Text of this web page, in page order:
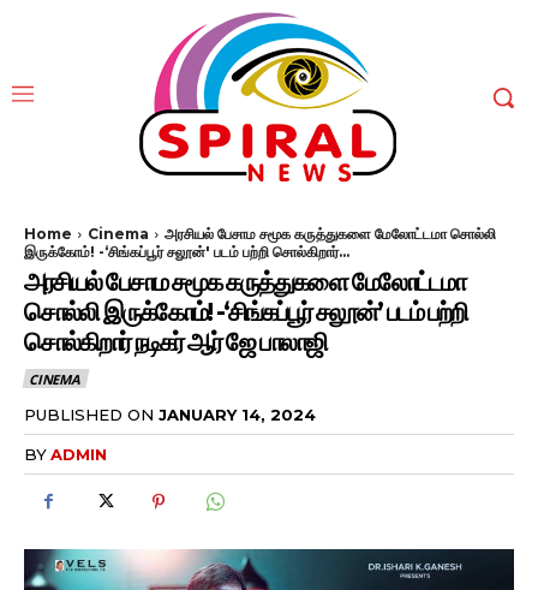
Home Cinema
அரசியல் பேசாம சமூக கருத்துகளை மேலோட்டமா சொல்லி
இருக்கோம்! -‘சிங்கப்பூர் சலூன்' படம் பற்றி சொல்கிறார்...
அரசியல் பேசாம சமூக கருத்துகளை மேலோட்டமா
சொல்லி இருக்கோம்! -‘சிங்கப்பூர் சலூன்’ படம் பற்றி
சொல்கிறார் நடிகர் ஆர் ஜே பாலாஜி
CINEMA
PUBLISHED ON JANUARY 14, 2024
BYADMIN